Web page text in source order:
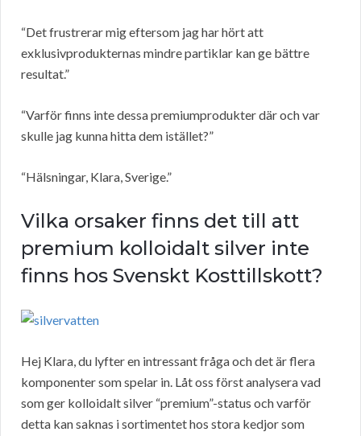
“Det frustrerar mig eftersom jag har hört att
exklusivprodukternas mindre partiklar kan ge bättre
resultat.”
“Varför finns inte dessa premiumprodukter där och var
skulle jag kunna hitta dem istället?”
“Hälsningar, Klara, Sverige.”
Vilka orsaker finns det till att
premium kolloidalt silver inte
finns hos Svenskt Kosttillskott?
Hej Klara, du lyfter en intressant fråga och det är flera
komponenter som spelar in. Låt oss först analysera vad
som ger kolloidalt silver “premium”-status och varför
detta kan saknas i sortimentet hos stora kedjor som